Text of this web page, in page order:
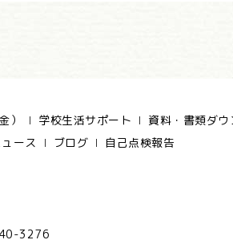
） 学校生活サポート 資料・書類ダウ
ース ブログ 自己点検報告
3276